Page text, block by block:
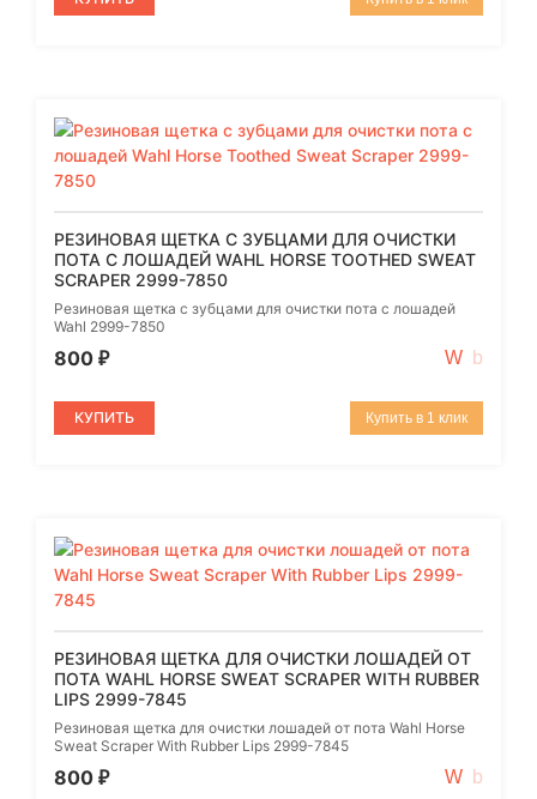
РЕЗИНОВАЯ ЩЕТКА С ЗУБЦАМИ ДЛЯ ОЧИСТКИ
ПОТА С ЛОШАДЕЙ WAHL HORSE TOOTHED SWEAT
SCRAPER 2999-7850
Резиновая щетка с зубцами для очистки пота с лошадей
Wahl 2999-7850
800 ₽
КУПИТЬ Купить в 1 клик
РЕЗИНОВАЯ ЩЕТКА ДЛЯ ОЧИСТКИ ЛОШАДЕЙ ОТ
ПОТА WAHL HORSE SWEAT SCRAPER WITH RUBBER
LIPS 2999-7845
Резиновая щетка для очистки лошадей от пота Wahl Horse
Sweat Scraper With Rubber Lips 2999-7845
800 ₽